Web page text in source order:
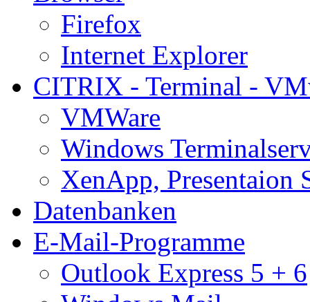
Firefox
Internet Explorer
CITRIX - Terminal -
VMWare
Windows
XenApp, Presentaion
Datenbanken
E-Mail-Programme
Outlook Express 5 + 6